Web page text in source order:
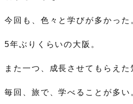
今回も、色々と学びが多かった
5年ぶりくらいの大阪。
また一つ、成長させてもらえた
毎回、旅で、学べることが多い